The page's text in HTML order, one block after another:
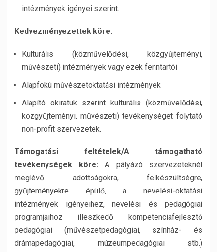
intézmények igényei szerint.
Kedvezményezettek köre:
Kulturális (közművelődési, közgyűjteményi,
művészeti) intézmények vagy ezek fenntartói
Alapfokú művészetoktatási intézmények
Alapító okiratuk szerint kulturális (közművelődési,
közgyűjteményi, művészeti) tevékenységet folytató
non-profit szervezetek.
Támogatási feltételek/A támogatható
tevékenységek köre: A pályázó szervezeteknél
meglévő adottságokra, felkészültségre,
gyűjteményekre épülő, a nevelési-oktatási
intézmények igényeihez, nevelési és pedagógiai
programjaihoz illeszkedő kompetenciafejlesztő
pedagógiai (művészetpedagógiai, színház- és
drámapedagógiai, múzeumpedagógiai stb.)